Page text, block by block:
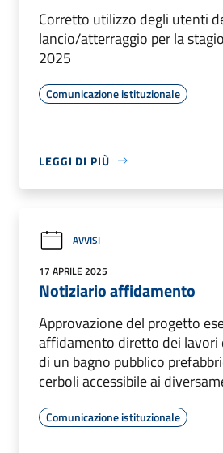
Corretto utilizzo degli utenti
lancio/atterraggio per la
2025
Comunicazione istituzionale
LEGGI DI PIÙ
AVVISI
17 APRILE 2025
Notiziario affidamento
Approvazione del progetto
affidamento diretto dei lavori
di un bagno pubblico
cerboli accessibile ai
Comunicazione istituzionale